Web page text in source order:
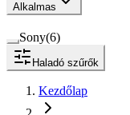
Alkalmas
Sony(6)
Haladó szűrők
Kezdőlap